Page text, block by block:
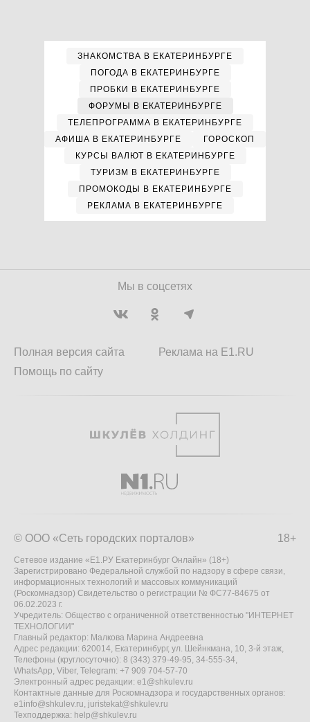
ЗНАКОМСТВА В ЕКАТЕРИНБУРГЕ
ПОГОДА В ЕКАТЕРИНБУРГЕ
ПРОБКИ В ЕКАТЕРИНБУРГЕ
ФОРУМЫ В ЕКАТЕРИНБУРГЕ
ТЕЛЕПРОГРАММА В ЕКАТЕРИНБУРГЕ
АФИША В ЕКАТЕРИНБУРГЕ
ГОРОСКОП
КУРСЫ ВАЛЮТ В ЕКАТЕРИНБУРГЕ
ТУРИЗМ В ЕКАТЕРИНБУРГЕ
ПРОМОКОДЫ В ЕКАТЕРИНБУРГЕ
РЕКЛАМА В ЕКАТЕРИНБУРГЕ
Мы в соцсетях
Полная версия сайта
Помощь по сайту
Реклама на E1.RU
18+
© ООО «Сеть городских порталов»
Сетевое издание «Е1.РУ Екатеринбург Онлайн» (18+)
Зарегистрировано Федеральной службой по надзору в сфере связи,
информационных технологий и массовых коммуникаций
(Роскомнадзор) Свидетельство о регистрации № ФС77-84675 от
06.02.2023 г.
Учредитель: Общество с ограниченной ответственностью "ИНТЕРНЕТ
ТЕХНОЛОГИИ"
Главный редактор: Малкова Марина Андреевна
Адрес редакции: 620014, Екатеринбург, ул. Шейнкмана, 10, 3-й этаж,
Телефоны (круглосуточно): 8 (343) 379-49-95, 34-555-34,
WhatsApp, Viber, Telegram: +7 909 704-57-70
Электронный адрес редакции: e1@shkulev.ru
Контактные данные для Роскомнадзора и государственных органов:
e1info@shkulev.ru, juristekat@shkulev.ru
Техподдержка: help@shkulev.ru